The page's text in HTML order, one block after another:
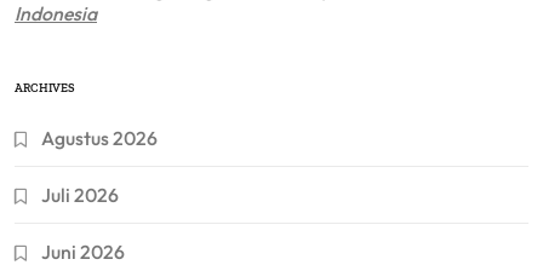
Indonesia
ARCHIVES
Agustus 2026
Juli 2026
Juni 2026